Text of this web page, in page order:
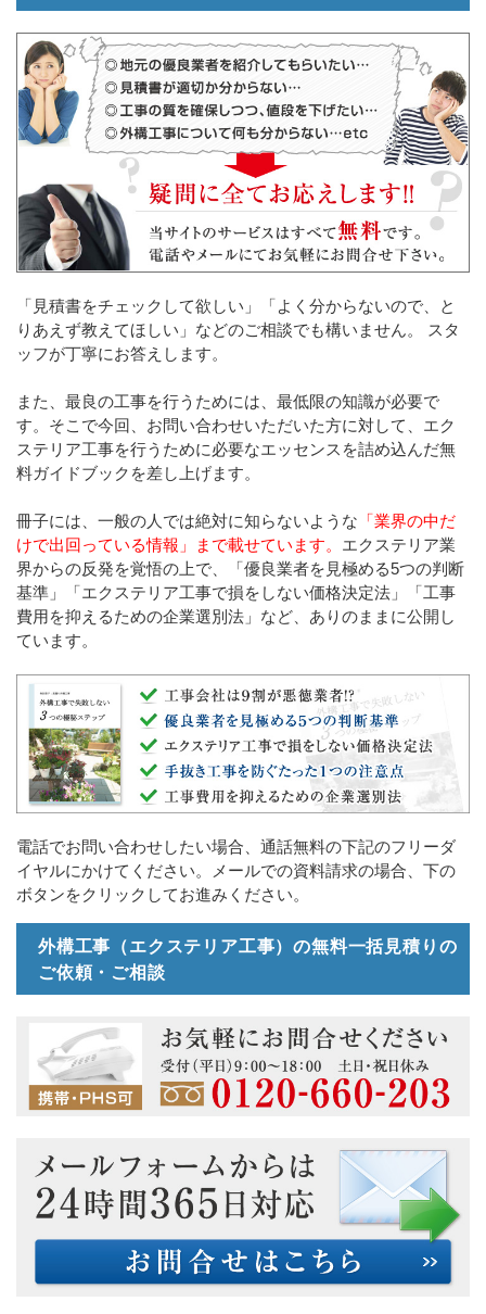
「見積書をチェックして欲しい」「よく分からないので、と
りあえず教えてほしい」などのご相談でも構いません。 スタ
ッフが丁寧にお答えします。
また、最良の工事を行うためには、最低限の知識が必要で
す。そこで今回、お問い合わせいただいた方に対して、エク
ステリア工事を行うために必要なエッセンスを詰め込んだ無
料ガイドブックを差し上げます。
冊子には、一般の人では絶対に知らないような 「業界の中だ
けで出回っている情報」まで載せています。 エクステリア業
界からの反発を覚悟の上で、「優良業者を見極める5つの判断
基準」「エクステリア工事で損をしない価格決定法」「工事
費用を抑えるための企業選別法」など、ありのままに公開し
ています。
電話でお問い合わせしたい場合、通話無料の下記のフリーダ
イヤルにかけてください。メールでの資料請求の場合、下の
ボタンをクリックしてお進みください。
外構工事（エクステリア工事）の無料一括見積りの
ご依頼・ご相談